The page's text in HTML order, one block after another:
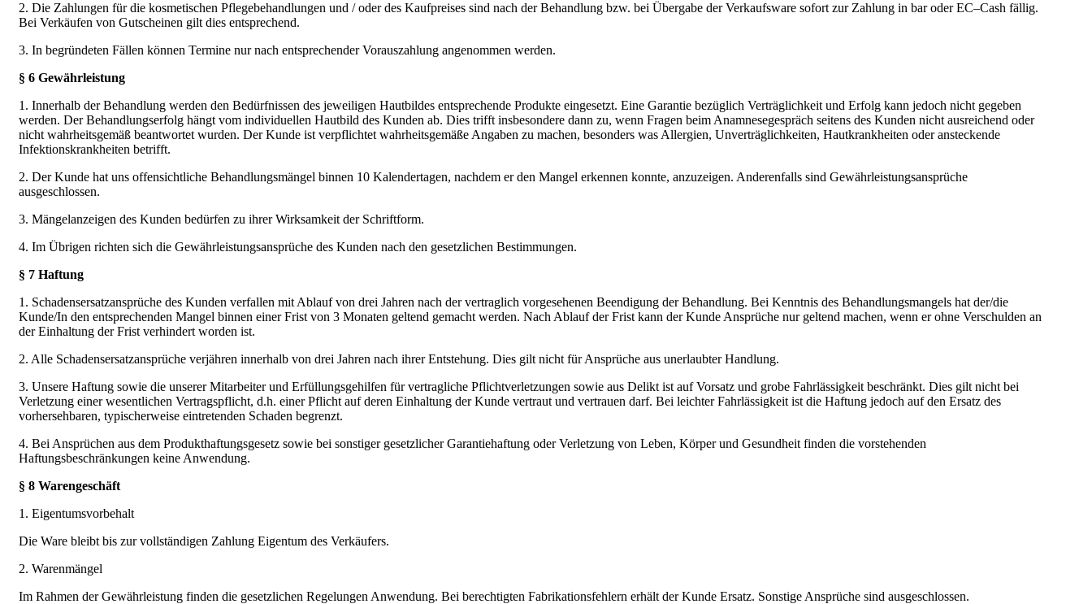
2. Die Zahlungen für die kosmetischen Pflegebehandlungen und / oder des Kaufpreises sind nach der Behandlung bzw. bei Übergabe der Verkaufsware sofort zur Zahlung in bar oder EC–Cash fällig.
Bei Verkäufen von Gutscheinen gilt dies entsprechend.
3. In begründeten Fällen können Termine nur nach entsprechender Vorauszahlung angenommen werden.
§ 6 Gewährleistung
1. Innerhalb der Behandlung werden den Bedürfnissen des jeweiligen Hautbildes entsprechende Produkte eingesetzt. Eine Garantie bezüglich Verträglichkeit und Erfolg kann jedoch nicht gegeben
werden. Der Behandlungserfolg hängt vom individuellen Hautbild des Kunden ab. Dies trifft insbesondere dann zu, wenn Fragen beim Anamnesegespräch seitens des Kunden nicht ausreichend oder
nicht wahrheitsgemäß beantwortet wurden. Der Kunde ist verpflichtet wahrheitsgemäße Angaben zu machen, besonders was Allergien, Unverträglichkeiten, Hautkrankheiten oder ansteckende
Infektionskrankheiten betrifft.
2. Der Kunde hat uns offensichtliche Behandlungsmängel binnen 10 Kalendertagen, nachdem er den Mangel erkennen konnte, anzuzeigen. Anderenfalls sind Gewährleistungsansprüche
ausgeschlossen.
3. Mängelanzeigen des Kunden bedürfen zu ihrer Wirksamkeit der Schriftform.
4. Im Übrigen richten sich die Gewährleistungsansprüche des Kunden nach den gesetzlichen Bestimmungen.
§ 7 Haftung
1. Schadensersatzansprüche des Kunden verfallen mit Ablauf von drei Jahren nach der vertraglich vorgesehenen Beendigung der Behandlung. Bei Kenntnis des Behandlungsmangels hat der/die
Kunde/In den entsprechenden Mangel binnen einer Frist von 3 Monaten geltend gemacht werden. Nach Ablauf der Frist kann der Kunde Ansprüche nur geltend machen, wenn er ohne Verschulden an
der Einhaltung der Frist verhindert worden ist.
2. Alle Schadensersatzansprüche verjähren innerhalb von drei Jahren nach ihrer Entstehung. Dies gilt nicht für Ansprüche aus unerlaubter Handlung.
3. Unsere Haftung sowie die unserer Mitarbeiter und Erfüllungsgehilfen für vertragliche Pflichtverletzungen sowie aus Delikt ist auf Vorsatz und grobe Fahrlässigkeit beschränkt. Dies gilt nicht bei
Verletzung einer wesentlichen Vertragspflicht, d.h. einer Pflicht auf deren Einhaltung der Kunde vertraut und vertrauen darf. Bei leichter Fahrlässigkeit ist die Haftung jedoch auf den Ersatz des
vorhersehbaren, typischerweise eintretenden Schaden begrenzt.
4. Bei Ansprüchen aus dem Produkthaftungsgesetz sowie bei sonstiger gesetzlicher Garantiehaftung oder Verletzung von Leben, Körper und Gesundheit finden die vorstehenden
Haftungsbeschränkungen keine Anwendung.
§ 8 Warengeschäft
1. Eigentumsvorbehalt
Die Ware bleibt bis zur vollständigen Zahlung Eigentum des Verkäufers.
2. Warenmängel
Im Rahmen der Gewährleistung finden die gesetzlichen Regelungen Anwendung. Bei berechtigten Fabrikationsfehlern erhält der Kunde Ersatz. Sonstige Ansprüche sind ausgeschlossen.